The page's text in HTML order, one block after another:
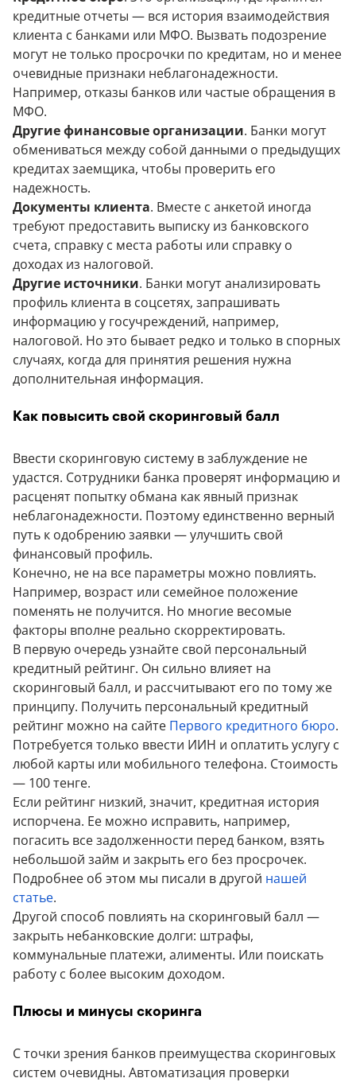
кредитные отчеты — вся история взаимодействия
клиента с банками или МФО. Вызвать подозрение
могут не только просрочки по кредитам, но и менее
очевидные признаки неблагонадежности.
Например, отказы банков или частые обращения в
МФО.
Другие финансовые организации. Банки могут
обмениваться между собой данными о предыдущих
кредитах заемщика, чтобы проверить его
надежность.
Документы клиента. Вместе с анкетой иногда
требуют предоставить выписку из банковского
счета, справку с места работы или справку о
доходах из налоговой.
Другие источники. Банки могут анализировать
профиль клиента в соцсетях, запрашивать
информацию у госучреждений, например,
налоговой. Но это бывает редко и только в спорных
случаях, когда для принятия решения нужна
дополнительная информация.
Как повысить свой скоринговый балл
Ввести скоринговую систему в заблуждение не
удастся. Сотрудники банка проверят информацию и
расценят попытку обмана как явный признак
неблагонадежности. Поэтому единственно верный
путь к одобрению заявки — улучшить свой
финансовый профиль.
Конечно, не на все параметры можно повлиять.
Например, возраст или семейное положение
поменять не получится. Но многие весомые
факторы вполне реально скорректировать.
В первую очередь узнайте свой персональный
кредитный рейтинг. Он сильно влияет на
скоринговый балл, и рассчитывают его по тому же
принципу. Получить персональный кредитный
рейтинг можно на сайте Первого кредитного бюро.
Потребуется только ввести ИИН и оплатить услугу с
любой карты или мобильного телефона. Стоимость
— 100 тенге.
Если рейтинг низкий, значит, кредитная история
испорчена. Ее можно исправить, например,
погасить все задолженности перед банком, взять
небольшой займ и закрыть его без просрочек.
Подробнее об этом мы писали в другой нашей
статье.
Другой способ повлиять на скоринговый балл —
закрыть небанковские долги: штрафы,
коммунальные платежи, алименты. Или поискать
работу с более высоким доходом.
Плюсы и минусы скоринга
С точки зрения банков преимущества скоринговых
систем очевидны. Автоматизация проверки